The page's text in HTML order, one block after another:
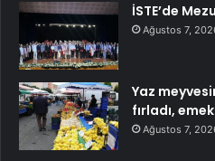
İSTE’de
Ağustos 7,
Yaz
fırladı,
Ağustos 7,